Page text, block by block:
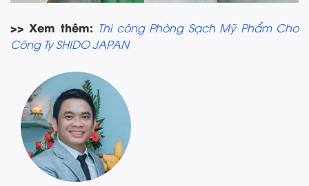
>> Xem thêm: Thi công Phòng Sạch Mỹ Phẩm Cho
Công Ty SHIDO JAPAN